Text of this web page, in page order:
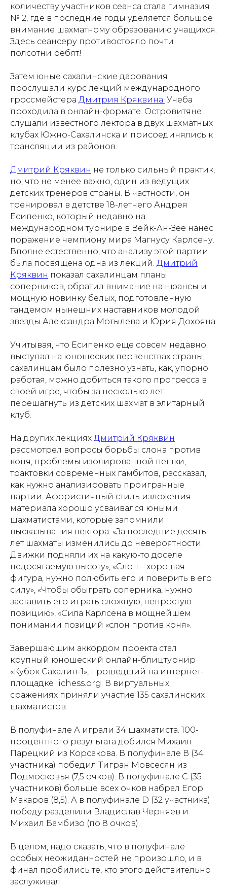
количеству участников сеанса стала гимназия
№ 2, где в последние годы уделяется большое
внимание шахматному образованию учащихся.
Здесь сеансеру противостояло почти
полсотни ребят!
Затем юные сахалинские дарования
прослушали курс лекций международного
гроссмейстера Дмитрия Кряквина. Учеба
проходила в онлайн-формате. Островитяне
слушали известного лектора в двух шахматных
клубах Южно-Сахалинска и присоединялись к
трансляции из районов.
Дмитрий Кряквин не только сильный практик,
но, что не менее важно, один из ведущих
детских тренеров страны. В частности, он
тренировал в детстве 18-летнего Андрея
Есипенко, который недавно на
международном турнире в Вейк-Ан-Зее нанес
поражение чемпиону мира Магнусу Карлсену.
Вполне естественно, что анализу этой партии
была посвящена одна из лекций. Дмитрий
Кряквин показал сахалинцам планы
соперников, обратил внимание на нюансы и
мощную новинку белых, подготовленную
тандемом нынешних наставников молодой
звезды Александра Мотылева и Юрия Дохояна.
Учитывая, что Есипенко еще совсем недавно
выступал на юношеских первенствах страны,
сахалинцам было полезно узнать, как, упорно
работая, можно добиться такого прогресса в
своей игре, чтобы за несколько лет
перешагнуть из детских шахмат в элитарный
клуб.
На других лекциях Дмитрий Кряквин
рассмотрел вопросы борьбы слона против
коня, проблемы изолированной пешки,
трактовки современных гамбитов, рассказал,
как нужно анализировать проигранные
партии. Афористичный стиль изложения
материала хорошо усваивался юными
шахматистами, которые запомнили
высказывания лектора: «За последние десять
лет шахматы изменились до невероятности.
Движки подняли их на какую-то доселе
недосягаемую высоту», «Слон – хорошая
фигура, нужно полюбить его и поверить в его
силу», «Чтобы обыграть соперника, нужно
заставить его играть сложную, непростую
позицию», «Сила Карлсена в мощнейшем
понимании позиций «слон против коня».
Завершающим аккордом проекта стал
крупный юношеский онлайн-блицтурнир
«Кубок Сахалин-1», прошедший на интернет-
площадке lichess.org. В виртуальных
сражениях приняли участие 135 сахалинских
шахматистов.
В полуфинале А играли 34 шахматиста. 100-
процентного результата добился Михаил
Парецкий из Корсакова. В полуфинале В (34
участника) победил Тигран Мовсесян из
Подмосковья (7,5 очков). В полуфинале С (35
участников) больше всех очков набрал Егор
Макаров (8,5). А в полуфинале D (32 участника)
победу разделили Владислав Черняев и
Михаил Бамбизо (по 8 очков).
В целом, надо сказать, что в полуфинале
особых неожиданностей не произошло, и в
финал пробились те, кто этого действительно
заслуживал.
Проекты
Документация
Ресурсные центры
Новости
Партнеры
Контакты